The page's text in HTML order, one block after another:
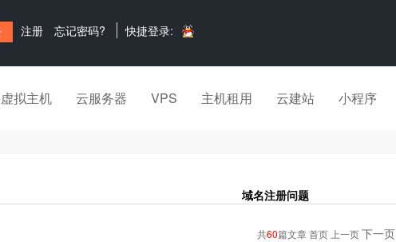
注册 忘记密码? 快捷登录:
虚拟主机 云服务器 VPS 主机租用 云建站 小程序
域名注册问题
共60篇文章 首页 上一页下一页